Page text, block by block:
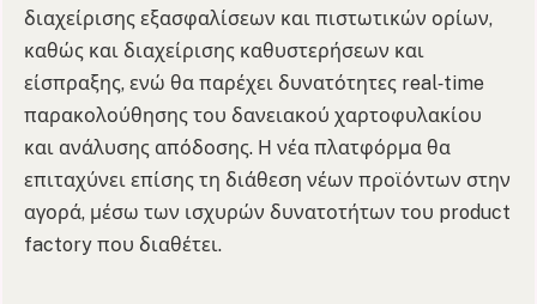
διαχείρισης εξασφαλίσεων και πιστωτικών ορίων,
καθώς και διαχείρισης καθυστερήσεων και
είσπραξης, ενώ θα παρέχει δυνατότητες real‑time
παρακολούθησης του δανειακού χαρτοφυλακίου
και ανάλυσης απόδοσης. Η νέα πλατφόρμα θα
επιταχύνει επίσης τη διάθεση νέων προϊόντων στην
αγορά, μέσω των ισχυρών δυνατοτήτων του product
factory που διαθέτει.